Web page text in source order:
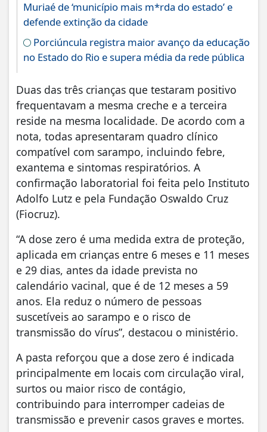
Muriaé de ‘município mais m*rda do estado’ e
defende extinção da cidade
Porciúncula registra maior avanço da educação
no Estado do Rio e supera média da rede pública
Duas das três crianças que testaram positivo
frequentavam a mesma creche e a terceira
reside na mesma localidade. De acordo com a
nota, todas apresentaram quadro clínico
compatível com sarampo, incluindo febre,
exantema e sintomas respiratórios. A
confirmação laboratorial foi feita pelo Instituto
Adolfo Lutz e pela Fundação Oswaldo Cruz
(Fiocruz).
“A dose zero é uma medida extra de proteção,
aplicada em crianças entre 6 meses e 11 meses
e 29 dias, antes da idade prevista no
calendário vacinal, que é de 12 meses a 59
anos. Ela reduz o número de pessoas
suscetíveis ao sarampo e o risco de
transmissão do vírus”, destacou o ministério.
A pasta reforçou que a dose zero é indicada
principalmente em locais com circulação viral,
surtos ou maior risco de contágio,
contribuindo para interromper cadeias de
transmissão e prevenir casos graves e mortes.